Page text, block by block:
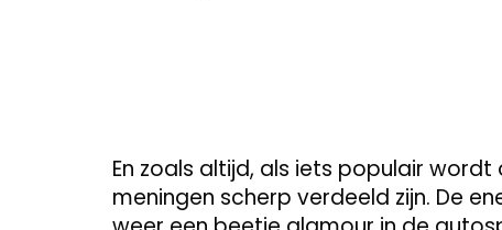
En zoals altijd, als iets populair
meningen scherp verdeeld zijn. De